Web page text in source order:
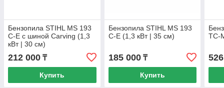
Бензопила STIHL MS 193
C-E с шиной Carving (1,3
кВт | 30 см)
212 000 ₸
Купить
Бензопила STIHL MS 193
C-E (1,3 кВт | 35 см)
185 000₸
Купить
TC-